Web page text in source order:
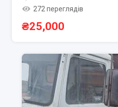
272 переглядів
₴25,000